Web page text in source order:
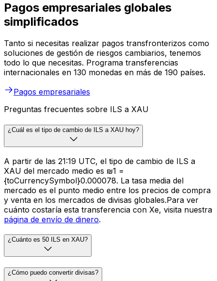
Pagos empresariales globales
simplificados
Tanto si necesitas realizar pagos transfronterizos como
soluciones de gestión de riesgos cambiarios, tenemos
todo lo que necesitas. Programa transferencias
internacionales en 130 monedas en más de 190 países.
Pagos empresariales
Preguntas frecuentes sobre ILS a XAU
¿Cuál es el tipo de cambio de ILS a XAU hoy?
A partir de las 21:19 UTC, el tipo de cambio de ILS a
XAU del mercado medio es ₪1 =
{toCurrencySymbol}0.000078. La tasa media del
mercado es el punto medio entre los precios de compra
y venta en los mercados de divisas globales.Para ver
cuánto costaría esta transferencia con Xe, visita nuestra
página de envío de dinero.
¿Cuánto es 50 ILS en XAU?
¿Cómo puedo convertir divisas?